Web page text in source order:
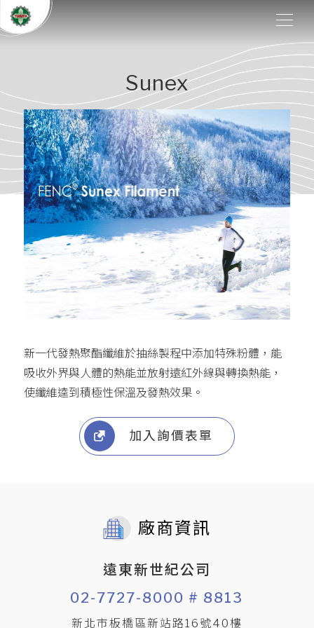
Sunex
新一代發熱聚酯纖維於抽絲製程中添加特殊粉體，能
吸收外界與人體的熱能並放射遠紅外線與轉換熱能，
使纖維逵到積極性保溫及發熱效果。
加入詢價表單
廠商資訊
遠東新世紀公司
02-7727-8000 # 8813
新北市板橋區新站路16號40樓